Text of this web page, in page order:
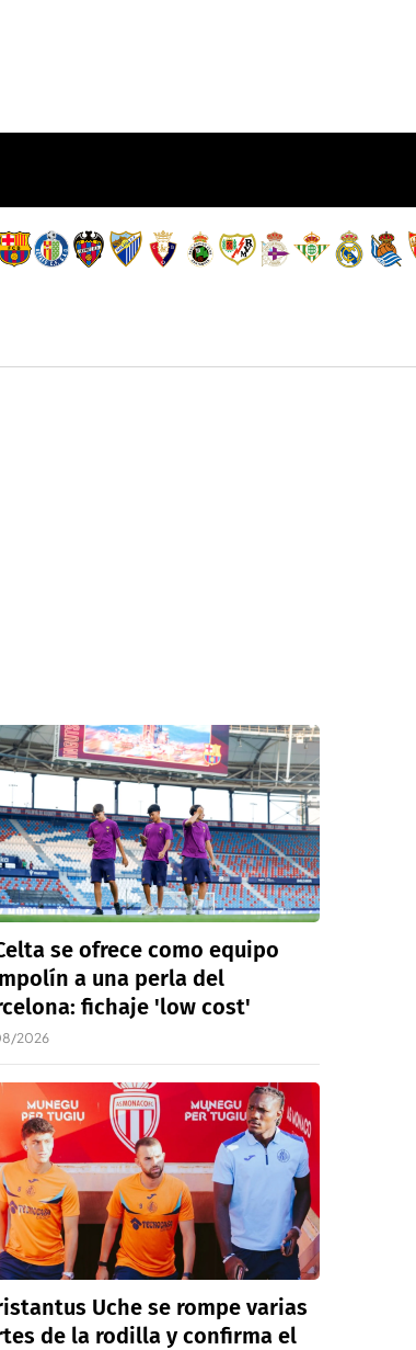
se ofrece como equipo
a una perla del
fichaje 'low cost'
2026
Uche se rompe varias
de la rodilla y confirma el